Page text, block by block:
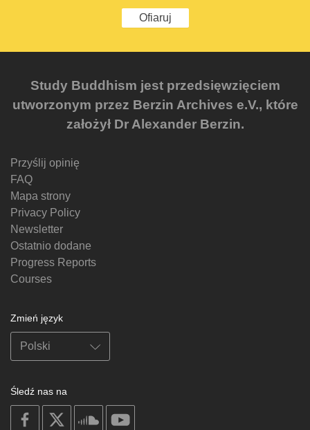
Ofiaruj
Study Buddhism jest przedsięwzięciem
utworzonym przez Berzin Archives e.V., które
założył Dr Alexander Berzin.
Przyślij opinię
FAQ
Mapa strony
Privacy Policy
Newsletter
Ostatnio dodane
Progress Reports
Courses
Zmień język
Śledź nas na
on
facebook
soundcloud